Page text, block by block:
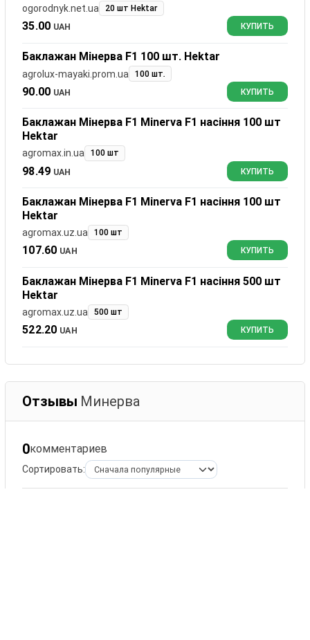
ogorodnyk.net.ua 20 шт Hektar
35.00 UAH КУПИТЬ
Баклажан Мінерва F1 100 шт. Hektar
agrolux-mayaki.prom.ua 100 шт.
90.00 UAH КУПИТЬ
Баклажан Мінерва F1 Minerva F1 насіння 100 шт
Hektar
agromax.in.ua 100 шт
98.49 UAH КУПИТЬ
Баклажан Мінерва F1 Minerva F1 насіння 100 шт
Hektar
agromax.uz.ua 100 шт
107.60 UAH КУПИТЬ
Баклажан Мінерва F1 Minerva F1 насіння 500 шт
Hektar
agromax.uz.ua 500 шт
522.20 UAH КУПИТЬ
Отзывы Минерва
0комментариев
Сортировать: